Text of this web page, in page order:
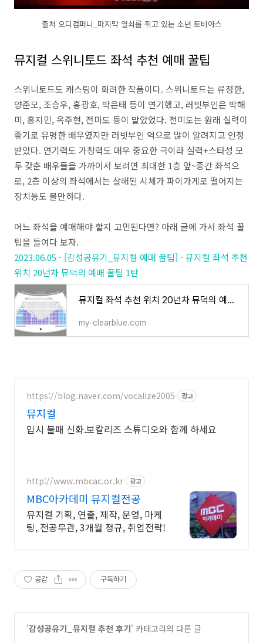
출처 오디컴퍼니_마지막 열쇠를 쥐고 있는 소년 토비아스
뮤지컬 스위니토드 좌석 추천 예매 꿀팁
스위니토드도 캐스팅이 화려한 작품이다. 스위니토드는 류정한,
양준모, 조승우, 홍광호, 박은태 등이 연기했고, 러빗부인은 박해
미, 홍지민, 옥주현, 전미도 등이 맡았었다. 전미도는 원래 실력이
좋기로 유명한 배우였지만 러빗부인 역으로 많이 알려지고 인정
받았다. 연기력도 가창력도 매우 중요한 극이라 실력+스타성 모
두 갖춘 배우들을 가까이서 보려면 최대한 1층 앞~중간 좌석으
로, 2층 이상의 좌석에서는 살해된 시체가 파이가게로 떨어지는
장치등도 볼만하다.
어느 좌석을 예매해야 할지 고민된다면? 아래 글에 가서 좌석 꿀
팁을 들여다 보자.
2023.06.05 - [감성공유기_뮤지컬 예매 꿀팁] - 뮤지컬 좌석 추천
위치 20년차 뮤덕의 예매 꿀팁 1탄
뮤지컬 좌석 추천 위치 20년차 뮤덕의 예매 꿀팁 1탄
my-clearblue.com
https://blog.naver.com/vocalize2005 광고
뮤지컬
입시 불패 신화.보칼리즈 스튜디오와 함께 하세요
http://www.mbcac.or.kr 광고
MBC아카데미 뮤지컬전공
뮤지컬 기획, 연출, 제작, 운영, 마케
팅, 전공무관, 3개월 정규, 취업전략!
공감 구독하기
'감성공유기_뮤지컬 추천 후기' 카테고리의 다른 글